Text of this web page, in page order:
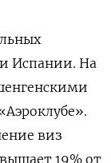
Испании. На
виз
19% от